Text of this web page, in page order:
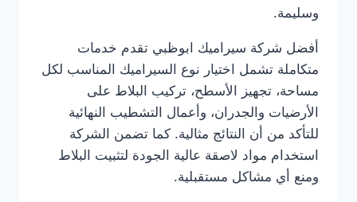
وسليمة.
أفضل شركة سيراميك ابوظبي تقدم خدمات
متكاملة تشمل اختيار نوع السيراميك المناسب لكل
مساحة، تجهيز الأسطح، تركيب البلاط على
الأرضيات والجدران، وأعمال التشطيب النهائية
للتأكد من أن النتائج مثالية. كما تضمن الشركة
استخدام مواد لاصقة عالية الجودة لتثبيت البلاط
ومنع أي مشاكل مستقبلية.